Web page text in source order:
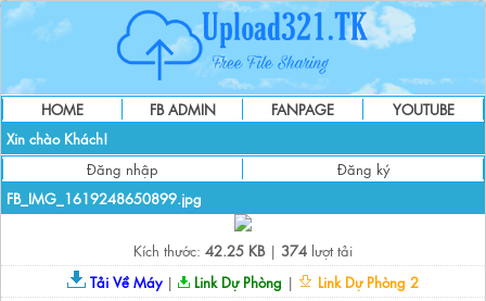
HOME FB ADMIN FANPAGE
YOUTUBE
Xin chào Khách!
Đăng nhập
Đăng ký
FB_IMG_1619248650899.jpg
Kích thước: 42.25 KB| 374 lượt tải
Tải Về Máy| Link Dự Phòng |
Link Dự Phòng 2